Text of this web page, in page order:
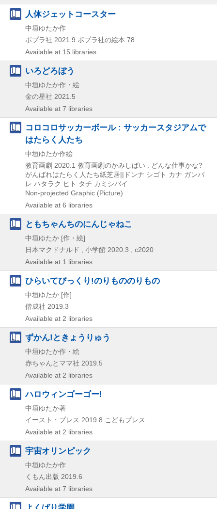
人体ジェットコースター
中垣ゆたか作
ポプラ社 2021.9 ポプラ社の絵本 78
Available at 15 libraries
いろどろぼう
中垣ゆたか作・絵
金の星社 2021.5
Available at 7 libraries
コロコロサッカーボール : サッカースタジアムで
はたらく人たち
中垣ゆたか作絵
教育画劇 2020.1 教育画劇のかみしばい . どんな仕事かな?
がんばれはたらく人たち紙芝居||ドンナ シゴト カナ ガンバ
レ ハタラク ヒト タチ カミシバイ
Non-projected Graphic (Picture)
Available at 6 libraries
ともちゃんちのにんじゃねこ
中垣ゆたか [作・絵]
日本マクドナルド , 小学館 2020.3 , c2020
Available at 1 libraries
ひらいてびっくり!のりもののりもの
中垣ゆたか [作]
偕成社 2019.3
Available at 2 libraries
ずかん!ときょうりゅう
中垣ゆたか作・絵
赤ちゃんとママ社 2019.5
Available at 2 libraries
ハロウィンゴーゴー!
中垣ゆたか著
イースト・プレス 2019.8 こどもプレス
Available at 2 libraries
宇宙オリンピック
中垣ゆたか作
くもん出版 2019.6
Available at 7 libraries